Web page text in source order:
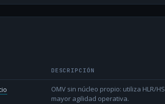
DESCRIPCIÓN
OMV sin núcleo propio: utiliza HLR/
mayor agilidad operativa.